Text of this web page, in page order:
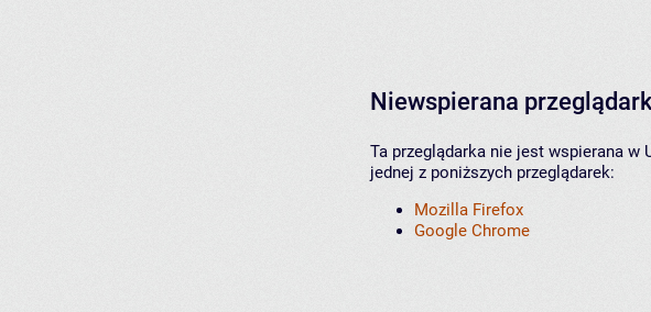
Niewspierana
Ta przeglądarka nie jest wspierana w
jednej z poniższych przeglądarek:
Mozilla Firefox
Google Chrome